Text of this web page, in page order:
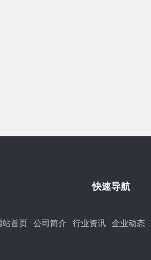
快速导航
站首页 公司简介 行业资讯 企业动态